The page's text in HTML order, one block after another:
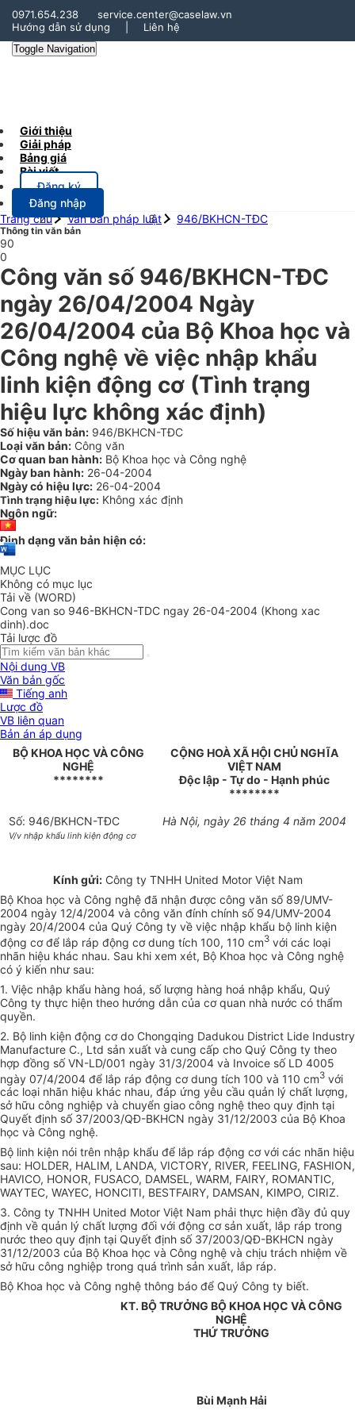
0971.654.238
service.center@caselaw.vn
Hướng dẫn sử dụng
Liên hệ
Toggle Navigation
Giới thiệu
Giải pháp
Bảng giá
Bài viết
Đăng ký
Đăng nhập
Trang chủ
Văn bản pháp luật 946/BKHCN-TĐC
Thông tin văn bản
90
0
Công văn số 946/BKHCN-TĐC
ngày 26/04/2004 Ngày
26/04/2004 của Bộ Khoa học và
Công nghệ về việc nhập khẩu
linh kiện động cơ (Tình trạng
hiệu lực không xác định)
Số hiệu văn bản: 946/BKHCN-TĐC
Loại văn bản: Công văn
Cơ quan ban hành: Bộ Khoa học và Công nghệ
Ngày ban hành: 26-04-2004
Ngày có hiệu lực: 26-04-2004
Tình trạng hiệu lực: Không xác định
Ngôn ngữ:
Định dạng văn bản hiện có:
MỤC LỤC
Không có mục lục
Tải về (WORD)
Cong van so 946-BKHCN-TDC ngay 26-04-2004 (Khong xac
dinh).doc
Tải lược đồ
Nội dung VB
Văn bản gốc
Tiếng anh
Lược đồ
VB liên quan
Bản án áp dụng
BỘ KHOA HỌC VÀ CÔNG
NGHỆ
********
CỘNG HOÀ XÃ HỘI CHỦ NGHĨA
VIỆT NAM
Độc lập - Tự do - Hạnh phúc
********
Số: 946/BKHCN-TĐC
V/v nhập khẩu linh kiện động cơ
Hà Nội, ngày 26 tháng 4 năm 2004
Kính gửi:Công ty TNHH United Motor Việt Nam
Bộ Khoa học và Công nghệ đã nhận được công văn số 89/UMV-
2004 ngày 12/4/2004 và công văn đính chính số 94/UMV-2004
ngày 20/4/2004 của Quý Công ty về việc nhập khẩu bộ linh kiện
động cơ để lắp ráp động cơ dung tích 100, 110 cm3 với các loại
nhãn hiệu khác nhau. Sau khi xem xét, Bộ Khoa học và Công nghệ
có ý kiến như sau:
1. Việc nhập khẩu hàng hoá, số lượng hàng hoá nhập khẩu, Quý
Công ty thực hiện theo hướng dẫn của cơ quan nhà nước có thẩm
quyền.
2. Bộ linh kiện động cơ do Chongqing Dadukou District Lide Industry
Manufacture C., Ltd sản xuất và cung cấp cho Quý Công ty theo
hợp đồng số VN-LD/001 ngày 31/3/2004 và Invoice số LD 4005
ngày 07/4/2004 để lắp ráp động cơ dung tích 100 và 110 cm3 với
các loại nhãn hiệu khác nhau, đáp ứng yêu cầu quản lý chất lượng,
sở hữu công nghiệp và chuyển giao công nghệ theo quy định tại
Quyết định số 37/2003/QĐ-BKHCN ngày 31/12/2003 của Bộ Khoa
học và Công nghệ.
Bộ linh kiện nói trên nhập khẩu để lắp ráp động cơ với các nhãn hiệu
sau: HOLDER, HALIM, LANDA, VICTORY, RIVER, FEELING, FASHION,
HAVICO, HONOR, FUSACO, DAMSEL, WARM, FAIRY, ROMANTIC,
WAYTEC, WAYEC, HONCITI, BESTFAIRY, DAMSAN, KIMPO, CIRIZ.
3. Công ty TNHH United Motor Việt Nam phải thực hiện đầy đủ quy
định về quản lý chất lượng đối với động cơ sản xuất, lắp ráp trong
nước theo quy định tại Quyết định số 37/2003/QĐ-BKHCN ngày
31/12/2003 của Bộ Khoa học và Công nghệ và chịu trách nhiệm về
sở hữu công nghiệp trong quá trình sản xuất, lắp ráp.
Bộ Khoa học và Công nghệ thông báo để Quý Công ty biết.
KT. BỘ TRƯỞNG BỘ KHOA HỌC VÀ CÔNG
NGHỆ
THỨ TRƯỞNG
Bùi Mạnh Hải